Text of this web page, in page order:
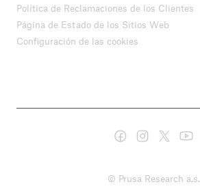
Política de Reclamaciones de los Clientes
Página de Estado de los Sitios Web
Configuración de las cookies
© Prusa Research a.s.